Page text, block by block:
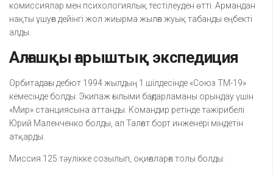
комиссиялар мен психологиялық тестілеуден өтті. Армандан
нақты ұшуға дейінгі жол жиырма жылға жуық табанды еңбекті
алды.
Алғашқы ғарыштық экспедиция
Орбитадағы дебют 1994 жылдың 1 шілдесінде «Союз ТМ-19»
кемесінде болды. Экипаж ғылыми бағдарламаны орындау үшін
«Мир» станциясына аттанды. Командир ретінде тәжірибелі
Юрий Маленченко болды, ал Талғат борт инженері міндетін
атқарды.
Миссия 125 тәулікке созылып, оқиғаларға толы болды: